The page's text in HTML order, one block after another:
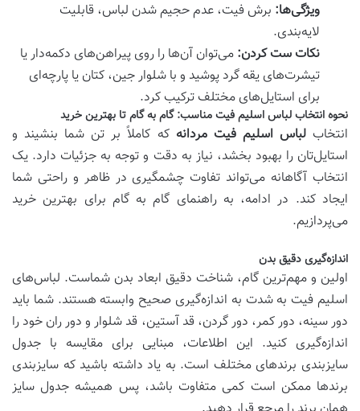
ویژگی‌ها: برش فیت، عدم حجیم شدن لباس، قابلیت
لایه‌بندی.
نکات ست کردن: می‌توان آن‌ها را روی پیراهن‌های دکمه‌دار یا
تیشرت‌های یقه گرد پوشید و با شلوار جین، کتان یا پارچه‌ای
برای استایل‌های مختلف ترکیب کرد.
نحوه انتخاب لباس اسلیم فیت مناسب: گام به گام تا بهترین خرید
انتخاب لباس اسلیم فیت مردانه که کاملاً بر تن شما بنشیند و
استایل‌تان را بهبود بخشد، نیاز به دقت و توجه به جزئیات دارد. یک
انتخاب آگاهانه می‌تواند تفاوت چشمگیری در ظاهر و راحتی شما
ایجاد کند. در ادامه، به راهنمای گام به گام برای بهترین خرید
می‌پردازیم.
اندازه‌گیری دقیق بدن
اولین و مهم‌ترین گام، شناخت دقیق ابعاد بدن شماست. لباس‌های
اسلیم فیت به شدت به اندازه‌گیری صحیح وابسته هستند. شما باید
دور سینه، دور کمر، دور گردن، قد آستین، قد شلوار و دور ران خود را
اندازه‌گیری کنید. این اطلاعات، مبنایی برای مقایسه با جدول
سایزبندی برندهای مختلف است. به یاد داشته باشید که سایزبندی
برندها ممکن است کمی متفاوت باشد، پس همیشه جدول سایز